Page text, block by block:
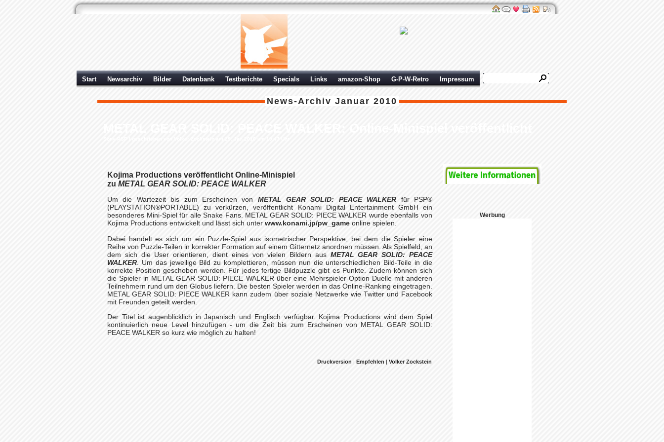
Start Newsarchiv Bilder Datenbank Testberichte Specials Links amazon-Shop G-P-W-Retro Impressum
News-Archiv Januar 2010
Kojima Productions veröffentlicht Online-Minispiel
zu METAL GEAR SOLID: PEACE WALKER
Um die Wartezeit bis zum Erscheinen von METAL GEAR SOLID: PEACE WALKER für PSP®
(PLAYSTATION®PORTABLE) zu verkürzen, veröffentlicht Konami Digital Entertainment GmbH ein
besonderes Mini-Spiel für alle Snake Fans. METAL GEAR SOLID: PIECE WALKER wurde ebenfalls von
Kojima Productions entwickelt und lässt sich unter www.konami.jp/pw_game online spielen.
Dabei handelt es sich um ein Puzzle-Spiel aus isometrischer Perspektive, bei dem die Spieler eine
Reihe von Puzzle-Teilen in korrekter Formation auf einem Gitternetz anordnen müssen. Als Spielfeld, an
dem sich die User orientieren, dient eines von vielen Bildern aus METAL GEAR SOLID: PEACE
WALKER . Um das jeweilige Bild zu komplettieren, müssen nun die unterschiedlichen Bild-Teile in die
korrekte Position geschoben werden. Für jedes fertige Bildpuzzle gibt es Punkte. Zudem können sich
die Spieler in METAL GEAR SOLID: PIECE WALKER über eine Mehrspieler-Option Duelle mit anderen
Teilnehmern rund um den Globus liefern. Die besten Spieler werden in das Online-Ranking eingetragen.
METAL GEAR SOLID: PIECE WALKER kann zudem über soziale Netzwerke wie Twitter und Facebook
mit Freunden geteilt werden.
Der Titel ist augenblicklich in Japanisch und Englisch verfügbar. Kojima Productions wird dem Spiel
kontinuierlich neue Level hinzufügen - um die Zeit bis zum Erscheinen von METAL GEAR SOLID:
PEACE WALKER so kurz wie möglich zu halten!
Druckversion | Empfehlen | Volker Zockstein
Werbung